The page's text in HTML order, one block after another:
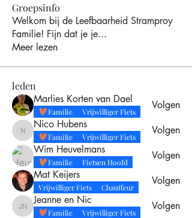
Groepsinfo
Welkom bij de Leefbaarheid Stramproy
Familie! Fijn dat je je...
Meer lezen
leden
Marlies Korten van Dael
Familie Vrijwilliger Fiets
Volgen
Nico Hubens
Nico Hubens
Familie Vrijwilliger Fiets
Volgen
Wim Heuvelmans
Familie Fietsen Hoofd
Volgen
Mat Keijers
Vrijwilliger Fiets Chauffeur
Volgen
Jeanne en Nic
Jeanne en Nic
Familie Vrijwilliger Fiets
Volgen